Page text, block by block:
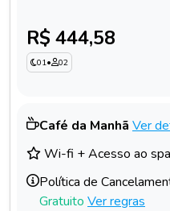
R$ 444,58
01• 02
Café da Manhã Ver
Wi-fi + Acesso ao
Política de
Gratuito Ver regras